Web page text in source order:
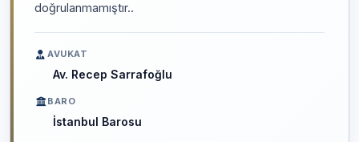
doğrulanmamıştır..
AVUKAT
Av. Recep Sarrafoğlu
BARO
İstanbul Barosu